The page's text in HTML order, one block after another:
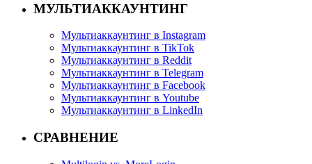
МУЛЬТИАККАУНТИНГ
Мультиаккаунтинг в Instagram
Мультиаккаунтинг в TikTok
Мультиаккаунтинг в Reddit
Мультиаккаунтинг в Telegram
Мультиаккаунтинг в Facebook
Мультиаккаунтинг в Youtube
Мультиаккаунтинг в LinkedIn
СРАВНЕНИЕ